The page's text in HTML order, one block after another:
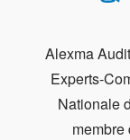
Alexma
Experts-
Nationale
membre